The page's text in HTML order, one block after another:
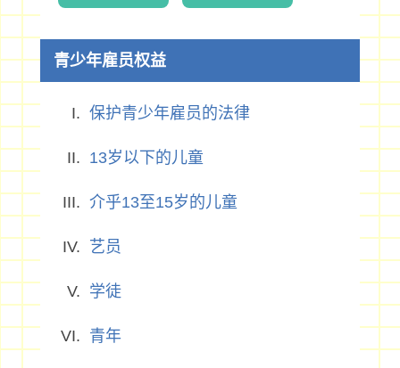
青少年雇员权益
保护青少年雇员的法律
13岁以下的儿童
介乎13至15岁的儿童
艺员
学徒
青年